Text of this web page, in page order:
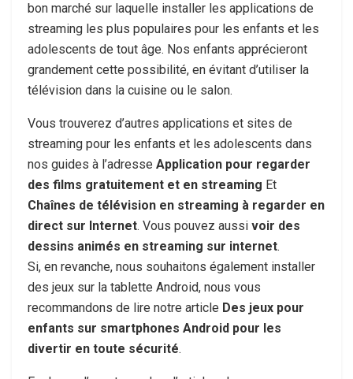
bon marché sur laquelle installer les applications de
streaming les plus populaires pour les enfants et les
adolescents de tout âge. Nos enfants apprécieront
grandement cette possibilité, en évitant d’utiliser la
télévision dans la cuisine ou le salon.
Vous trouverez d’autres applications et sites de
streaming pour les enfants et les adolescents dans
nos guides à l’adresse Application pour regarder
des films gratuitement et en streaming Et
Chaînes de télévision en streaming à regarder en
direct sur Internet. Vous pouvez aussi voir des
dessins animés en streaming sur internet.
Si, en revanche, nous souhaitons également installer
des jeux sur la tablette Android, nous vous
recommandons de lire notre article Des jeux pour
enfants sur smartphones Android pour les
divertir en toute sécurité.